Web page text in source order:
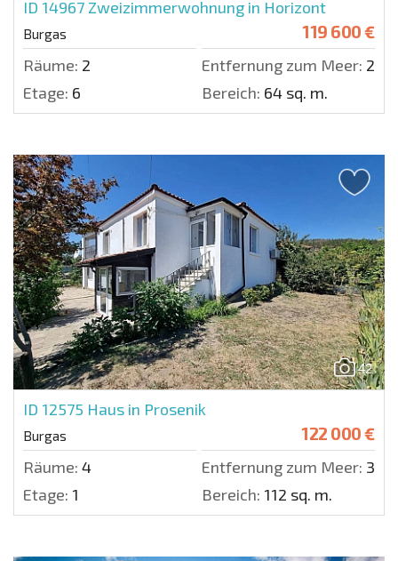
ID 14967 Zweizimmerwohnung in Horizont
Burgas 119 600 €
Räume: 2 Entfernung zum Meer:
Etage: 6 Bereich: 64 sq. m.
42
ID 12575 Haus in Prosenik
Burgas 122 000 €
Räume: 4 Entfernung zum Meer:
Etage: 1 Bereich: 112 sq. m.